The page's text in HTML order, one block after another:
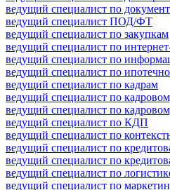
ведущий специалист по
ведущий специалист ПОД/ФТ
ведущий специалист по закупкам
ведущий специалист по
ведущий специалист по
ведущий специалист по
ведущий специалист по кадрам
ведущий специалист по
ведущий специалист по
ведущий специалист по КДП
ведущий специалист по
ведущий специалист по
ведущий специалист по
ведущий специалист по
ведущий специалист по